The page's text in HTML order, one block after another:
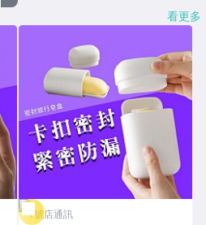
看更多
1號店通訊